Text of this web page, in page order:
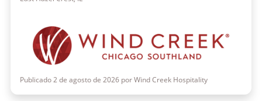
Publicado 2 de agosto de 2026 por Wind Creek Hospitality